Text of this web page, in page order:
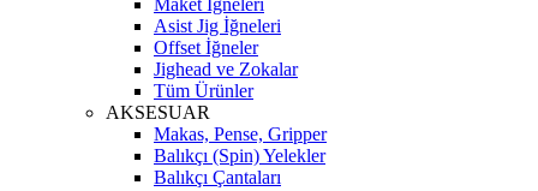
Maket İğneleri
Asist Jig İğneleri
Offset İğneler
Jighead ve Zokalar
Tüm Ürünler
AKSESUAR
Makas, Pense, Gripper
Balıkçı (Spin) Yelekler
Balıkçı Çantaları